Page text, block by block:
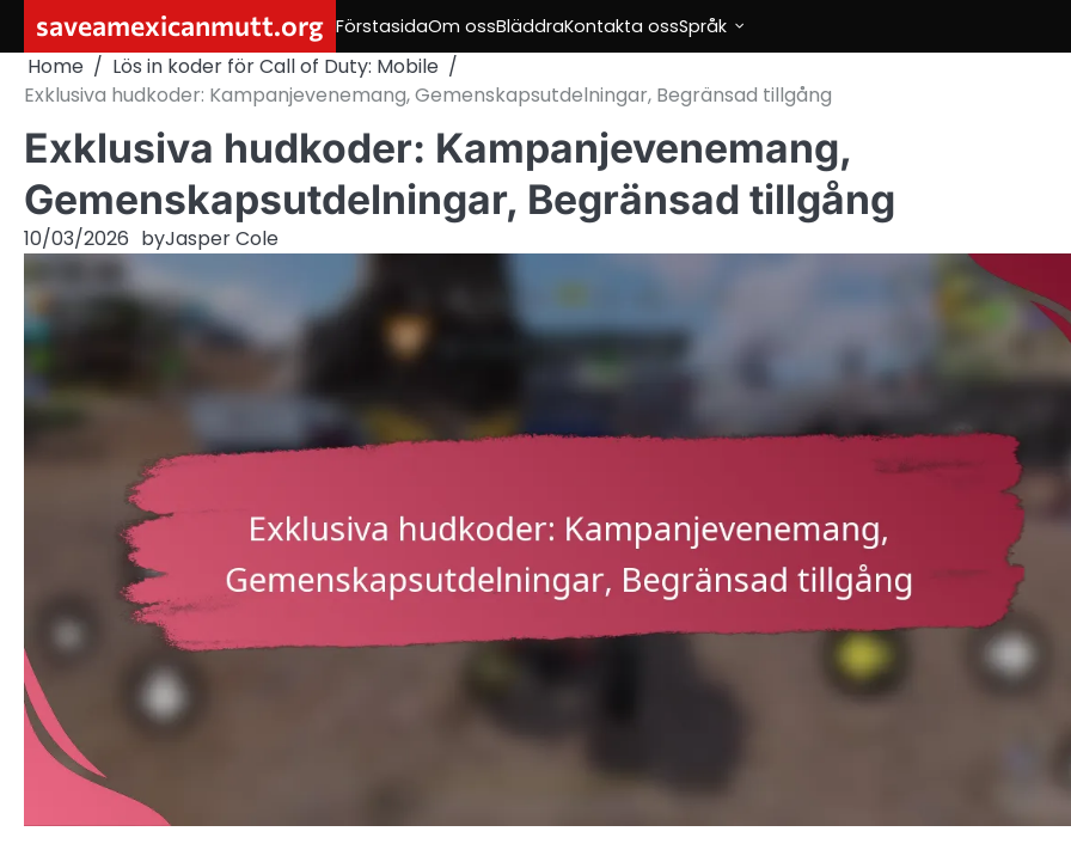
content
saveamexicanmutt.org FörstasidaOm ossBläddraKontakta ossSpråk
Home
Lös in koder för Call of Duty: Mobile
Exklusiva hudkoder: Kampanjevenemang, Gemenskapsutdelningar, Begränsad tillgång
Exklusiva hudkoder: Kampanjevenemang,
Gemenskapsutdelningar, Begränsad tillgång
10/03/2026 byJasper Cole